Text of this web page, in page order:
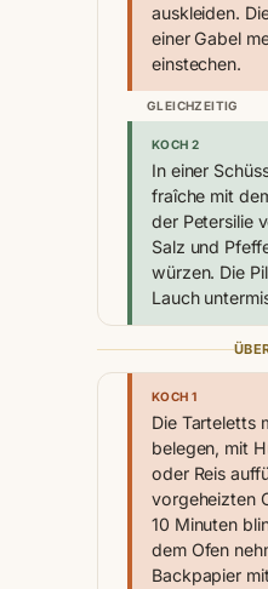
auskleiden.
einer Gabel
einstechen.
GLEICHZEITIG
KOCH 2
In einer
fraîche mit
der Petersilie
Salz und
würzen. Die
Lauch
KOCH 1
Die Tarteletts
belegen, mit
oder Reis
vorgeheizten
10 Minuten
dem Ofen
Backpapier